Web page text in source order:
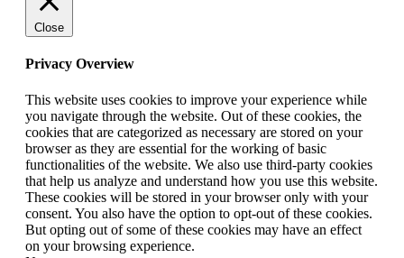
Close
Privacy Overview
This website uses cookies to improve your experience while
you navigate through the website. Out of these cookies, the
cookies that are categorized as necessary are stored on your
browser as they are essential for the working of basic
functionalities of the website. We also use third-party cookies
that help us analyze and understand how you use this website.
These cookies will be stored in your browser only with your
consent. You also have the option to opt-out of these cookies.
But opting out of some of these cookies may have an effect
on your browsing experience.